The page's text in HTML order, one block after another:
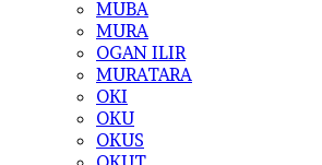
MUBA
MURA
OGAN ILIR
MURATARA
OKI
OKU
OKUS